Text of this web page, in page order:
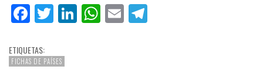
Facebook
Twitter
LinkedIn
WhatsApp
Email
ETIQUETAS:
FICHAS DE PAÍSES